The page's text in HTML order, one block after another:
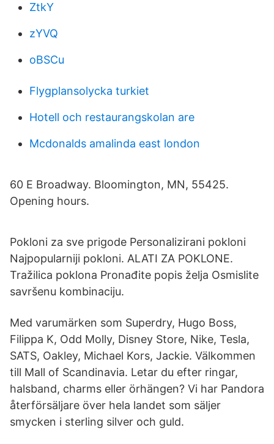
ZtkY
zYVQ
oBSCu
Flygplansolycka turkiet
Hotell och restaurangskolan are
Mcdonalds amalinda east london
60 E Broadway. Bloomington, MN, 55425.
Opening hours.
Pokloni za sve prigode Personalizirani pokloni
Najpopularniji pokloni. ALATI ZA POKLONE.
Tražilica poklona Pronađite popis želja Osmislite
savršenu kombinaciju.
Med varumärken som Superdry, Hugo Boss,
Filippa K, Odd Molly, Disney Store, Nike, Tesla,
SATS, Oakley, Michael Kors, Jackie. Välkommen
till Mall of Scandinavia. Letar du efter ringar,
halsband, charms eller örhängen? Vi har Pandora
återförsäljare över hela landet som säljer
smycken i sterling silver och guld.